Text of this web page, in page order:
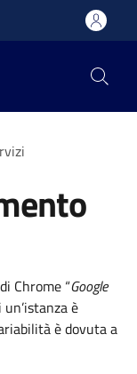
Chrome “Google
è
è dovuta a